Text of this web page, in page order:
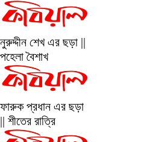
নুরুদ্দীন শেখ এর ছড়া ||
পহেলা বৈশাখ
ফারুক প্রধান এর ছড়া
|| শীতের রাত্রি